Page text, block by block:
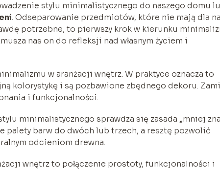
stylu minimalistycznego do naszego domu
. Odseparowanie przedmiotów, które nie mają dla
potrzebne, to pierwszy krok w kierunku
nas on do refleksji nad własnym życiem i
w aranżacji wnętrz. W praktyce oznacza to
kolorystykę i są pozbawione zbędnego dekoru.
i funkcjonalności.
minimalistycznego sprawdza się zasada „mniej
palety barw do dwóch lub trzech, a resztę pozwolić
odcieniom drewna.
wnętrz to połączenie prostoty, funkcjonalności i